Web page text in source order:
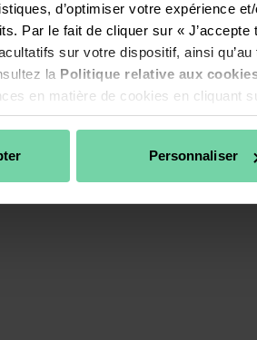
d’optimiser votre expérience
Par le fait de cliquer sur «
sur votre dispositif, ainsi
la Politique relative aux
en matière de cookies en cliquant
Personnaliser
Les Produits
Politique De
Des Candidats